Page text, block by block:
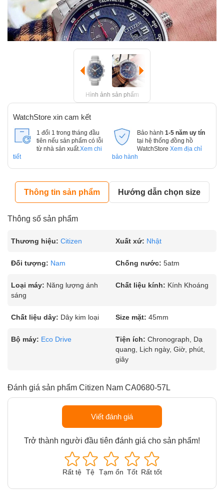
Hình ảnh sản phẩm
WatchStore xin cam kết
1 đổi 1 trong tháng đầu
tiên nếu sản phẩm có lỗi
từ nhà sản xuất. Xem chi
tiết
Bảo hành 1-5 năm uy tín
tại hệ thống đồng hồ
WatchStore Xem địa chỉ
bảo hành
Thông tin sản phẩm Hướng dẫn chọn size
Thông số sản phẩm
Thương hiệu: Citizen Xuất xứ: Nhật
Đối tượng: Nam Chống nước: 5atm
Loại máy: Năng lượng ánh
sáng
Chất liệu kính: Kính Khoáng
Chất liệu dây: Dây kim loại Size mặt: 45mm
Bộ máy: Eco Drive Tiện ích: Chronograph, Dạ
quang, Lịch ngày, Giờ, phút,
giây
Đánh giá sản phẩm Citizen Nam CA0680-57L
Viết đánh giá
Trở thành người đầu tiên đánh giá cho sản phẩm!
Rất tệ Tệ Tạm ổn Tốt Rất tốt